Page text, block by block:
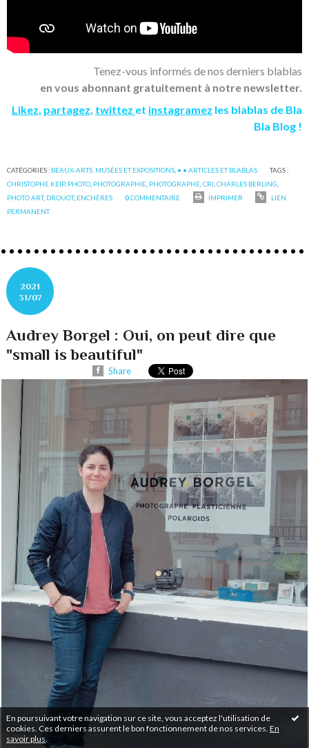
En poursuivant votre navigation sur ce site, vous acceptez l'utilisation de
cookies. Ces derniers assurent le bon fonctionnement de nos services. En
savoir plus.
Tenez-vous informés de nos derniers blablas
en vous abonnant gratuitement à notre newsletter.
Likez, partagez, twittez et instagramez les blablas de Bla
Bla Blog !
CATÉGORIES : BEAUX-ARTS, MUSÉES ET EXPOSITIONS • • ARTICLES ET BLABLAS
TAGS :
CHRISTOPHE KEIP, PHOTO PHOTOGRAPHIE PHOTOGRAPHE ,CRI ,CHARLES BERLING
PHOTO ART, DROUOT, ENCHÈRES 0COMMENTAIRE IMPRIMER
LIEN
PERMANENT
2021
31/07
Audrey Borgel : Oui, on peut dire que
"small is beautiful"
Share